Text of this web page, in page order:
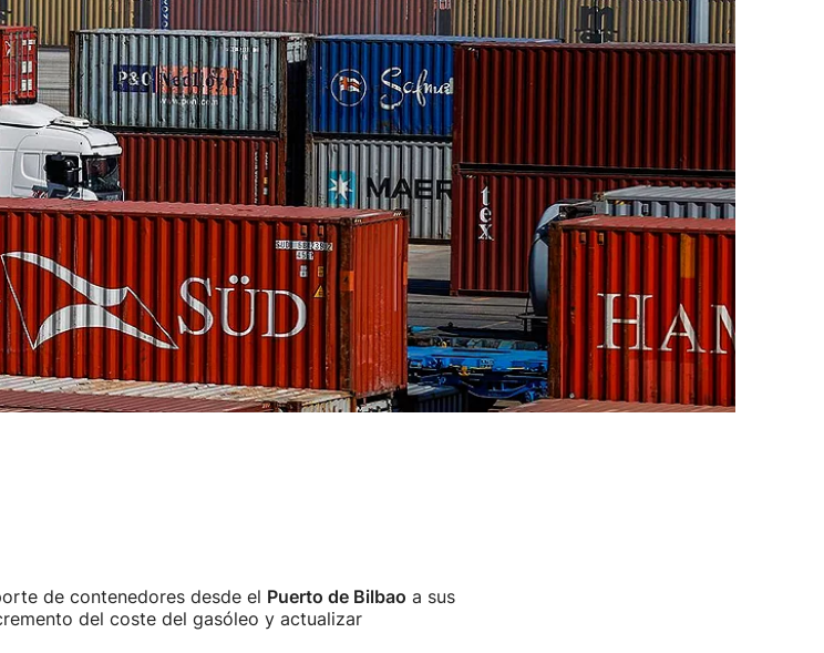
de contenedores desde el Puerto de Bilbao a sus
del coste del gasóleo y actualizar